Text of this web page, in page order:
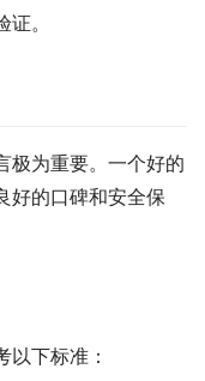
。
极为重要。一个好的
好的口碑和安全保
下标准：